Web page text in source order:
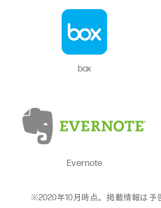
box
Evernote
※2020年10月時点。掲載情報は予